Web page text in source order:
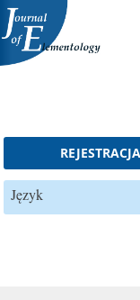
Skip to content
REJESTRACJA
Język